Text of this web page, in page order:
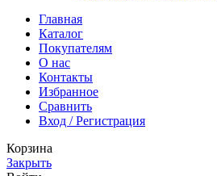
Главная
Каталог
Покупателям
О нас
Контакты
Избранное
Сравнить
Вход / Регистрация
Корзина
Закрыть